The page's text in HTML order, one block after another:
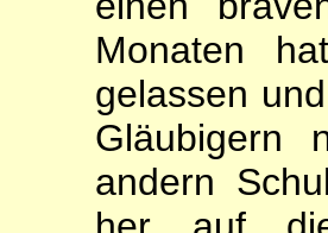
Monaten
gelassen
Gläubigern
andern